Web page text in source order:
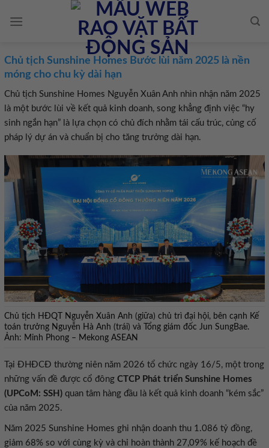
Chủ tịch Sunshine Homes Bước lùi năm 2025 là nền
móng cho chu kỳ dài hạn
Chủ tịch Sunshine Homes Nguyễn Xuân Anh nhìn nhận năm 2025
là một bước lùi về kết quả kinh doanh, song khẳng định việc “hy
sinh ngắn hạn” là lựa chọn có chủ đích nhằm tái cấu trúc, củng cố
pháp lý dự án và chuẩn bị cho tăng trưởng dài hạn.
Chủ tịch HĐQT Nguyễn Xuân Anh (giữa) chủ trì đại hội, bên cạnh Kế
toán trưởng Nguyễn Hà Anh (trái) và Tổng giám đốc Jun SungBae.
Ảnh: Minh Phong – Mekong ASEAN
Tại ĐHĐCĐ thường niên năm 2026 tổ chức ngày 16/5, một trong
những vấn đề được cổ đông CTCP Phát triển Sunshine Homes
(UPCoM: SSH) quan tâm hàng đầu là kết quả kinh doanh “kém sắc”
của năm 2025.
Năm 2025 Sunshine Homes ghi nhận doanh thu 1.086 tỷ đồng,
giảm 68% so với cùng kỳ và chỉ hoàn thành 27,09% kế hoạch đề